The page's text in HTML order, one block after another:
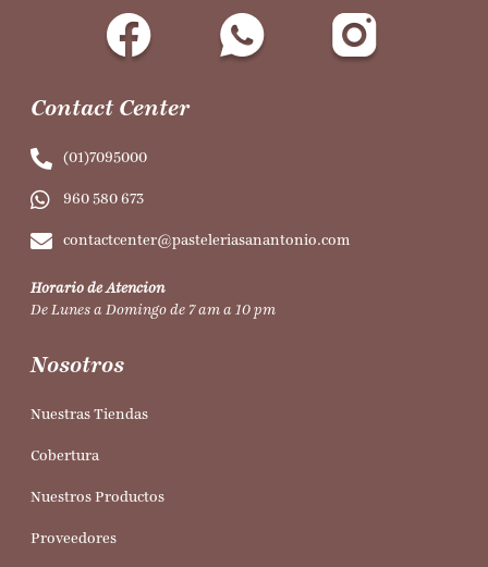
Contact Center
(01)7095000
960 580 673
contactcenter@pasteleriasanantonio.com
Horario de Atencion
De Lunes a Domingo de 7 am a 10 pm
Nosotros
Nuestras Tiendas
Cobertura
Nuestros Productos
Proveedores